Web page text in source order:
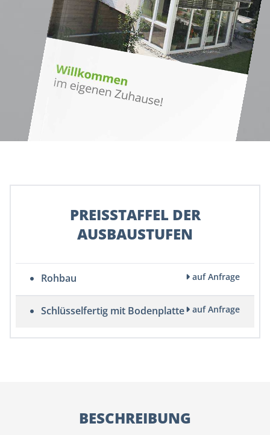
PREISSTAFFEL DER
AUSBAUSTUFEN
Rohbau auf Anfrage
Schlüsselfertig mit Bodenplatte auf Anfrage
BESCHREIBUNG